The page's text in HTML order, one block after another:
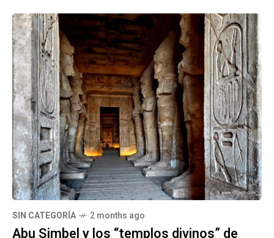
SIN CATEGORÍA 2 months ago
Abu Simbel y los “templos divinos” de